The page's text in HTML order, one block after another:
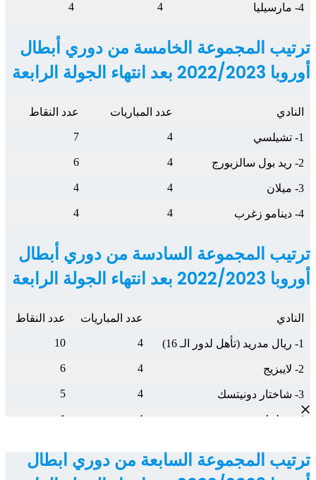
4- مارسيليا 4
4
ترتيب المجموعة الخامسة من دوري أبطال
أوروبا 2022/2023 بعد انتهاء الجولة الرابعة
النادي عدد المباريات عدد النقاط
1- تشيلسي 4
7
2- ريد بول سالزبورج 4
6
3- ميلان 4
4
4- دينامو زغرب 4
4
ترتيب المجموعة السادسة من دوري أبطال
أوروبا 2022/2023 بعد انتهاء الجولة الرابعة
النادي عدد المباريات عدد النقاط
1- ريال مدريد (تأهل لدور الـ 16) 4
10
2- لايبزيج 4
6
3- شاختار دونيتسك 4
5
4- سيلتيك 4
1
ترتيب المجموعة السابعة من دوري أبطال